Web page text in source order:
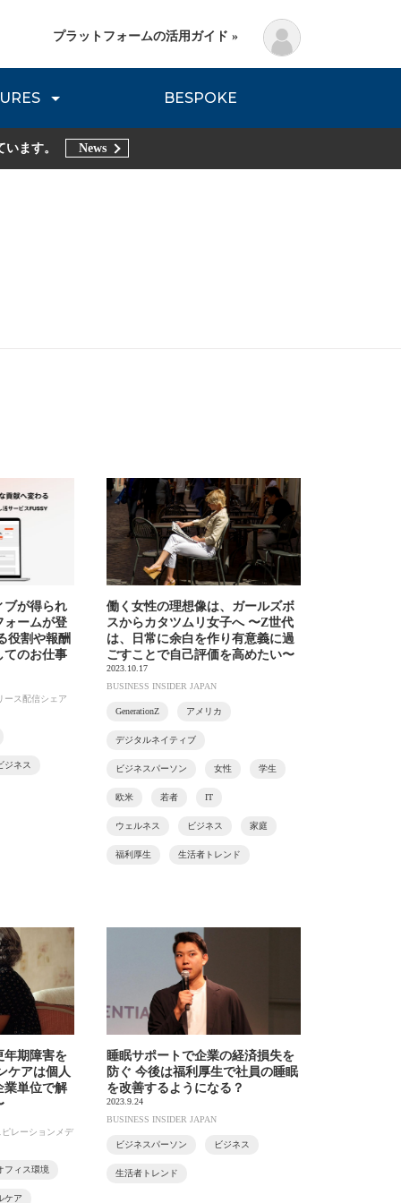
REPORT TRIBE REPORTS
Method
BESPOKE
プラットフォームの活用ガイド »
ます。 News
ブが得られ
ォームが登
役割や報酬
てのお仕事
ース配信シェア
ジネス
働く女性の理想像は、ガールズボ
スからカタツムリ女子へ 〜Z世代
は、日常に余白を作り有意義に過
ごすことで自己評価を高めたい〜
2023.10.17
BUSINESS INSIDER JAPAN
GenerationZ アメリカ
デジタルネイティブ
ビジネスパーソン 女性 学生
欧米 若者 IT
ウェルネス ビジネス 家庭
福利厚生 生活者トレンド
年期障害を
ケアは個人
業単位で解
レーションメデ
フィス環境
ケア
睡眠サポートで企業の経済損失を
防ぐ 今後は福利厚生で社員の睡眠
を改善するようになる？
2023.9.24
BUSINESS INSIDER JAPAN
ビジネスパーソン ビジネス
生活者トレンド